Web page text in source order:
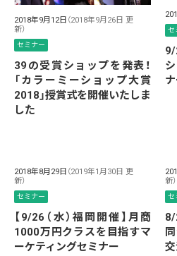
2018年9月12日 （2018年9月26日 更
新）
セミナー
39の受賞ショップを発表！
「カラーミーショップ大賞
2018」授賞式を開催いたしま
した
セ
9/
2018年8月29日 （2019年1月30日 更
新）
セミナー
【9/26（水）福岡開催】月商
1000万円クラスを目指すマ
ーケティングセミナー
新）
セ
8/